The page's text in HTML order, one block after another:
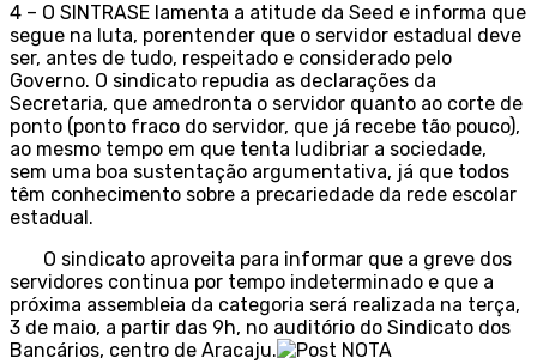
4 – O SINTRASE lamenta a atitude da Seed e informa que
segue na luta, porentender que o servidor estadual deve
ser, antes de tudo, respeitado e considerado pelo
Governo. O sindicato repudia as declarações da
Secretaria, que amedronta o servidor quanto ao corte de
ponto (ponto fraco do servidor, que já recebe tão pouco),
ao mesmo tempo em que tenta ludibriar a sociedade,
sem uma boa sustentação argumentativa, já que todos
têm conhecimento sobre a precariedade da rede escolar
estadual.
O sindicato aproveita para informar que a greve dos
servidores continua por tempo indeterminado e que a
próxima assembleia da categoria será realizada na terça,
3 de maio, a partir das 9h, no auditório do Sindicato dos
Bancários, centro de Aracaju.